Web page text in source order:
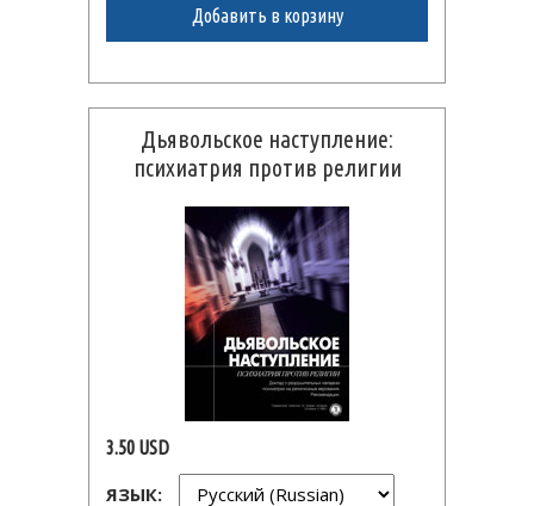
Добавить в корзину
Дьявольское наступление:
психиатрия против религии
3.50 USD
ЯЗЫК: